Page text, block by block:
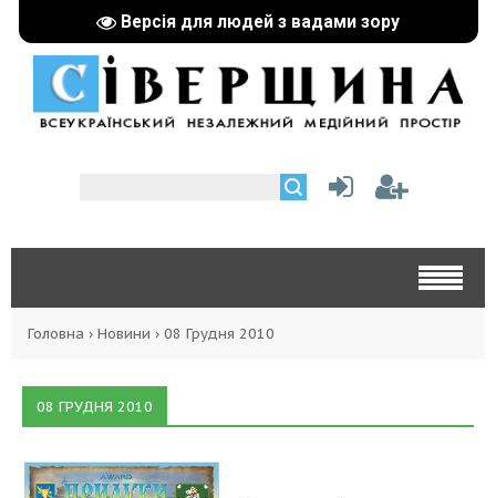
Версія для людей з вадами зору
Головна › Новини › 08 Грудня 2010
08 ГРУДНЯ 2010